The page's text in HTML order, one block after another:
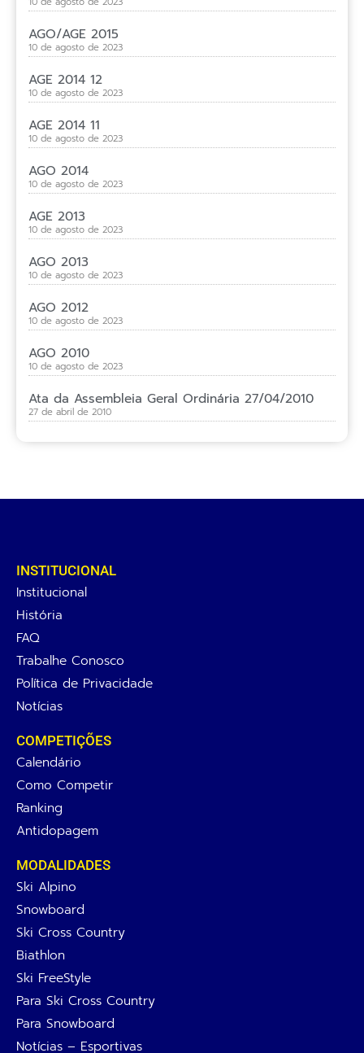
AGO/AGE 2015
10 de agosto de 2023
AGE 2014 12
10 de agosto de 2023
AGE 2014 11
10 de agosto de 2023
AGO 2014
10 de agosto de 2023
AGE 2013
10 de agosto de 2023
AGO 2013
10 de agosto de 2023
AGO 2012
10 de agosto de 2023
AGO 2010
10 de agosto de 2023
Ata da Assembleia Geral Ordinária 27/04/2010
27 de abril de 2010
INSTITUCIONAL
Institucional
História
FAQ
Trabalhe Conosco
Política de Privacidade
Notícias
COMPETIÇÕES
Calendário
Como Competir
Ranking
Antidopagem
MODALIDADES
Ski Alpino
Snowboard
Ski Cross Country
Biathlon
Ski FreeStyle
Para Ski Cross Country
Para Snowboard
Notícias – Esportivas